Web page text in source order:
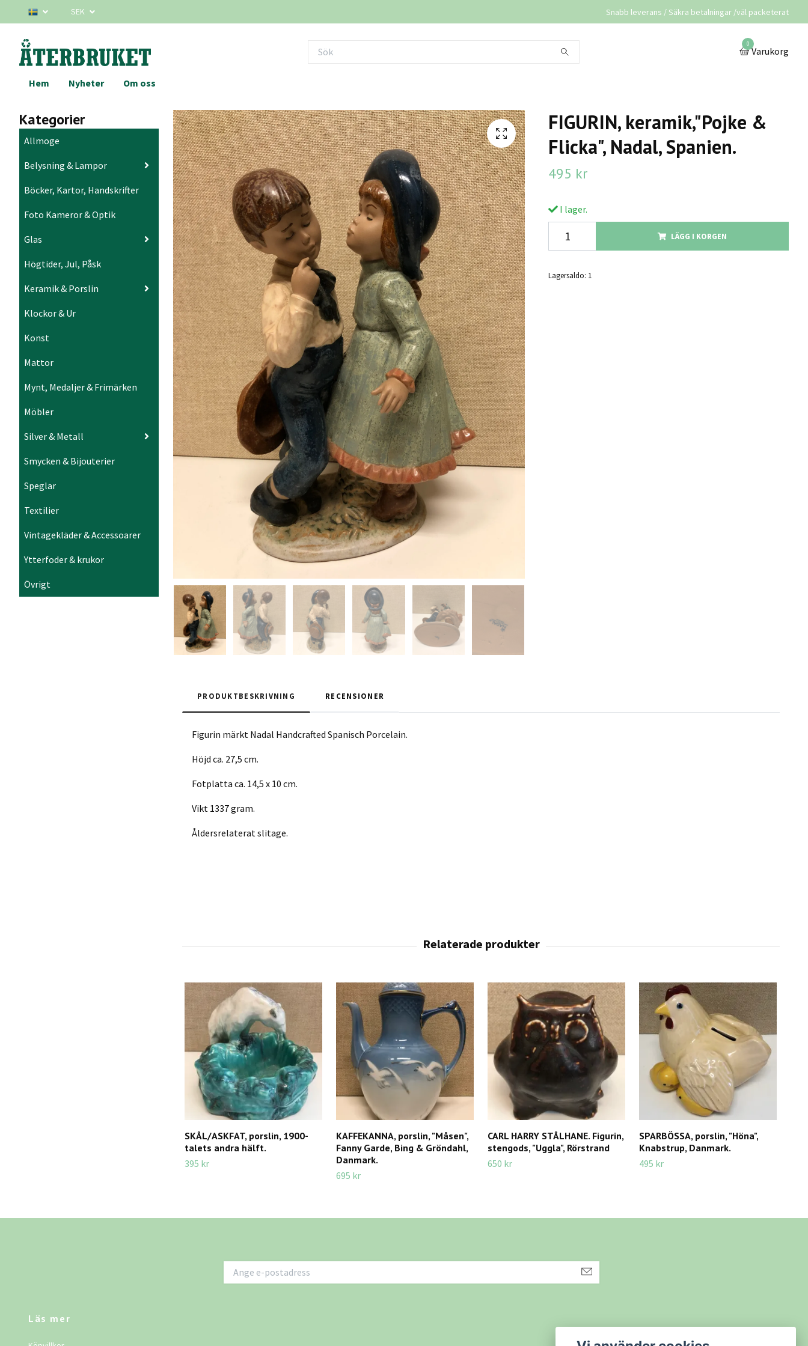
SEK Snabb leverans / Säkra betalningar /väl packeterat
0
Varukorg
Hem Nyheter Om oss
Kategorier
Allmoge
Belysning & Lampor
Böcker, Kartor, Handskrifter
Foto Kameror & Optik
Glas
Högtider, Jul, Påsk
Keramik & Porslin
Klockor & Ur
Konst
Mattor
Mynt, Medaljer & Frimärken
Möbler
Silver & Metall
Smycken & Bijouterier
Speglar
Textilier
Vintagekläder & Accessoarer
Ytterfoder & krukor
Övrigt
FIGURIN, keramik,"Pojke &
Flicka", Nadal, Spanien.
495 kr
I lager.
LÄGG I KORGEN
Lagersaldo: 1
PRODUKTBESKRIVNING RECENSIONER
Figurin märkt Nadal Handcrafted Spanisch Porcelain.
Höjd ca. 27,5 cm.
Fotplatta ca. 14,5 x 10 cm.
Vikt 1337 gram.
Åldersrelaterat slitage.
SKÅL/ASKFAT, porslin, 1900-
talets andra hälft.
395 kr
KAFFEKANNA, porslin, "Måsen",
Fanny Garde, Bing & Gröndahl,
Danmark.
695 kr
CARL HARRY STÅLHANE. Figurin,
stengods, "Uggla", Rörstrand
650 kr
SPARBÖSSA, porslin, "Höna",
Knabstrup, Danmark.
495 kr
Läs mer